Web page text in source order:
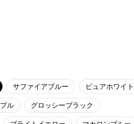
サファイアブルー ピュアホワイト
ル グロッシーブラック